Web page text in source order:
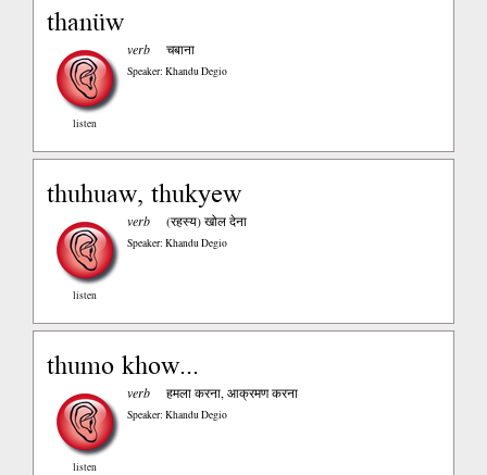
thanüw
listen
verb चबाना
Speaker: Khandu Degio
thuhuaw, thukyew
listen
verb (रहस्य) खोल देना
Speaker: Khandu Degio
thumo khow...
listen
verb हमला करना, आक्रमण करना
Speaker: Khandu Degio